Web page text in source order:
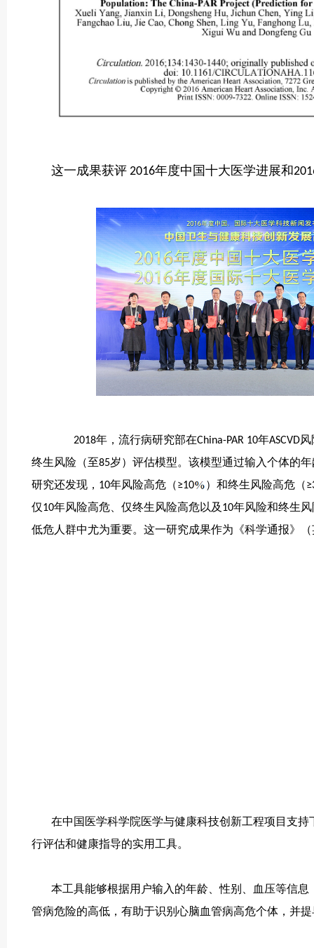
这一成果获评 2016年度中国十大医学进展和
2018年，流行病研究部在China-PAR 10年
终生风险（至85岁）评估模型。该模型通过输入个体的
研究还发现，10年风险高危（≥10
）和终生风险高危（
仅10年风险高危、仅终生风险高危以及10年风险和终生
低危人群中尤为重要。这一研究成果作为《科学通报》
在中国医学科学院医学与健康科技创新工程项目支
行评估和健康指导的实用工具。
本工具能够根据用户输入的年龄、性别、血压等信
管病危险的高低，有助于识别心脑血管病高危个体，并